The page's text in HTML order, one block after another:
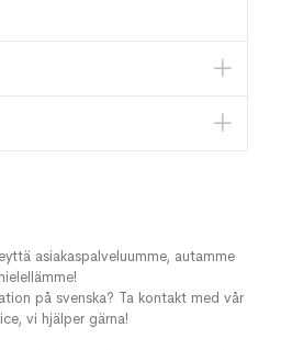
asiakaspalveluumme, autamme
på svenska? Ta kontakt med vår
vi hjälper gärna!